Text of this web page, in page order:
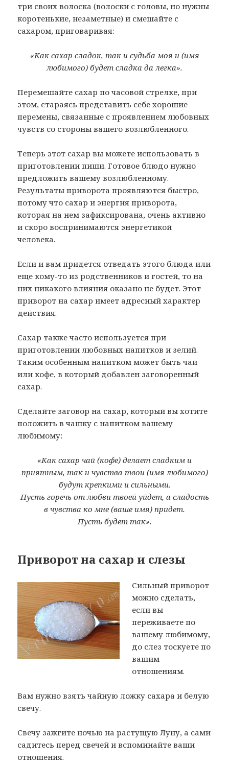
три своих волоска (волоски с головы, но нужны
коротенькие, незаметные) и смешайте с
сахаром, приговаривая:
«Как сахар сладок, так и судьба моя и (имя
любимого) будет сладка да легка».
Перемешайте сахар по часовой стрелке, при
этом, стараясь представить себе хорошие
перемены, связанные с проявлением любовных
чувств со стороны вашего возлюбленного.
Теперь этот сахар вы можете использовать в
приготовлении пиши. Готовое блюдо нужно
предложить вашему возлюбленному.
Результаты приворота проявляются быстро,
потому что сахар и энергия приворота,
которая на нем зафиксирована, очень активно
и скоро воспринимаются энергетикой
человека.
Если и вам придется отведать этого блюда или
еще кому-то из родственников и гостей, то на
них никакого влияния оказано не будет. Этот
приворот на сахар имеет адресный характер
действия.
Сахар также часто используется при
приготовлении любовных напитков и зелий.
Таким особенным напитком может быть чай
или кофе, в который добавлен заговоренный
сахар.
Сделайте заговор на сахар, который вы хотите
положить в чашку с напитком вашему
любимому:
«Как сахар чай (кофе) делает сладким и
приятным, так и чувства твои (имя любимого)
будут крепкими и сильными.
Пусть горечь от любви твоей уйдет, а сладость
в чувства ко мне (ваше имя) придет.
Пусть будет так».
Приворот на сахар и слезы
Сильный приворот
можно сделать,
если вы
переживаете по
вашему любимому,
до слез тоскуете по
вашим
отношениям.
Вам нужно взять чайную ложку сахара и белую
свечу.
Свечу зажгите ночью на растущую Луну, а сами
садитесь перед свечей и вспоминайте ваши
отношения.